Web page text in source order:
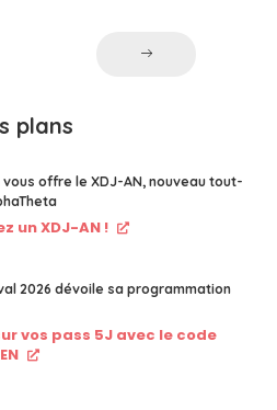
plans
offre le XDJ-AN, nouveau tout-
un XDJ-AN !
2026 dévoile sa programmation
vos pass 5J avec le code